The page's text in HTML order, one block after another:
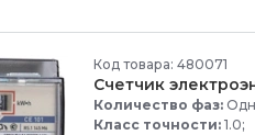
Код товара: 480071
Счетчик
Количество фаз:
Класс точности: 1.0;